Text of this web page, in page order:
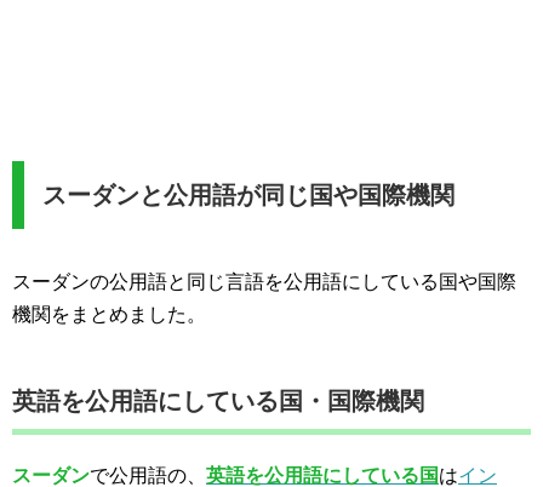
スーダンと公用語が同じ国や国際機関
スーダンの公用語と同じ言語を公用語にしている国や国際
機関をまとめました。
英語を公用語にしている国・国際機関
スーダンで公用語の、 英語を公用語にしている国はイン